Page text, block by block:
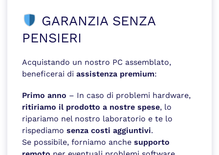
GARANZIA SENZA
PENSIERI
Acquistando un nostro PC assemblato,
beneficerai di assistenza premium:
Primo anno – In caso di problemi hardware,
ritiriamo il prodotto a nostre spese, lo
ripariamo nel nostro laboratorio e te lo
rispediamo senza costi aggiuntivi.
Se possibile, forniamo anche supporto